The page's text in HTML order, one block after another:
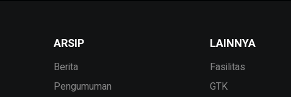
ARSIP
Berita
Pengumuman
LAINNYA
Fasilitas
GTK